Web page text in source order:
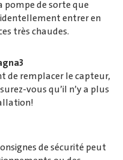
pompe de sorte que
entrer en
très chaudes.
de remplacer le capteur,
vous qu’il n’y a plus
de sécurité peut